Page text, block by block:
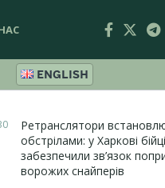
ENGLISH
Ретранслятори
обстрілами: у Харкові
забезпечили зв’язок
ворожих снайперів